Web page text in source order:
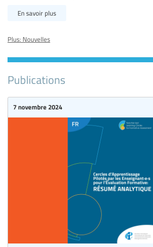
En savoir plus
Plus: Nouvelles
Publications
7 novembre 2024